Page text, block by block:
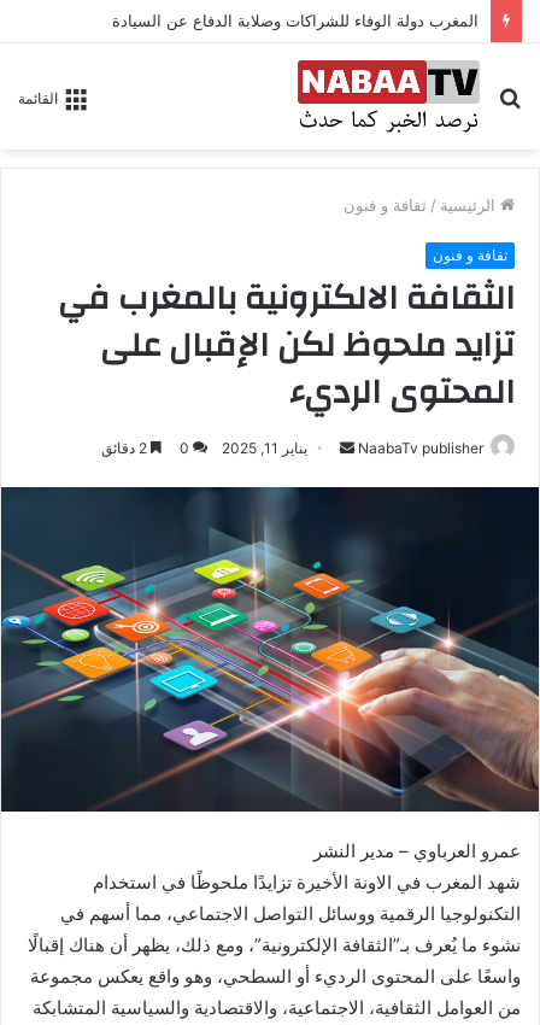
المغرب دولة الوفاء للشراكات وصلابة الدفاع عن السيادة
القائمة
بحث
عن
الرئيسية / ثقافة و فنون
ثقافة و فنون
الثقافة الالكترونية بالمغرب في
تزايد ملحوظ لكن الإقبال على
المحتوى الرديء
NaabaTv publisher
ر
د
ا
إ
ل
ك
و
ن
ي
ا
يناير 11, 2025 0
عمرو العرباوي – مدير النشر
شهد المغرب في الاونة الأخيرة تزايدًا ملحوظًا في استخدام
التكنولوجيا الرقمية ووسائل التواصل الاجتماعي، مما أسهم في
نشوء ما يُعرف بـ”الثقافة الإلكترونية”، ومع ذلك، يظهر أن هناك إقبالًا
واسعًا على المحتوى الرديء أو السطحي، وهو واقع يعكس مجموعة
من العوامل الثقافية، الاجتماعية، والاقتصادية والسياسية المتشابكة